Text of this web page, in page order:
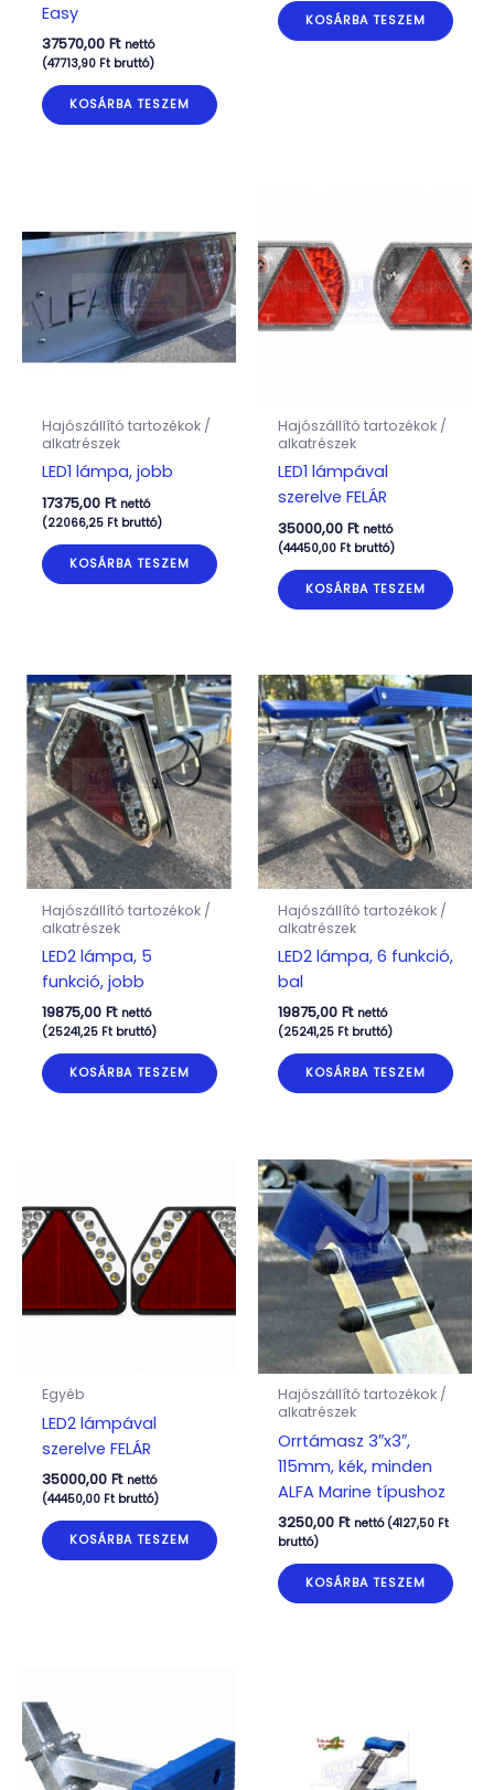
Easy
37570,00 Ft nettó
(47713,90 Ftbruttó)
KOSÁRBA TESZEM
KOSÁRBA TESZEM
Hajószállító tartozékok /
alkatrészek
LED1 lámpa, jobb
17375,00 Ft nettó
(22066,25 Ftbruttó)
KOSÁRBA TESZEM
Hajószállító tartozékok /
alkatrészek
LED1 lámpával
szerelve FELÁR
35000,00 Ft nettó
(44450,00 Ftbruttó)
KOSÁRBA TESZEM
Hajószállító tartozékok /
alkatrészek
LED2 lámpa, 5
funkció, jobb
19875,00 Ft nettó
(25241,25 Ftbruttó)
KOSÁRBA TESZEM
Hajószállító tartozékok /
alkatrészek
LED2 lámpa, 6 funkció,
bal
19875,00 Ft nettó
(25241,25 Ftbruttó)
KOSÁRBA TESZEM
Egyéb
LED2 lámpával
szerelve FELÁR
35000,00 Ft nettó
(44450,00 Ftbruttó)
KOSÁRBA TESZEM
Hajószállító tartozékok /
alkatrészek
Orrtámasz 3″x3″,
115mm, kék, minden
ALFA Marine típushoz
3250,00 Ft nettó (4127,50 Ft
bruttó)
KOSÁRBA TESZEM